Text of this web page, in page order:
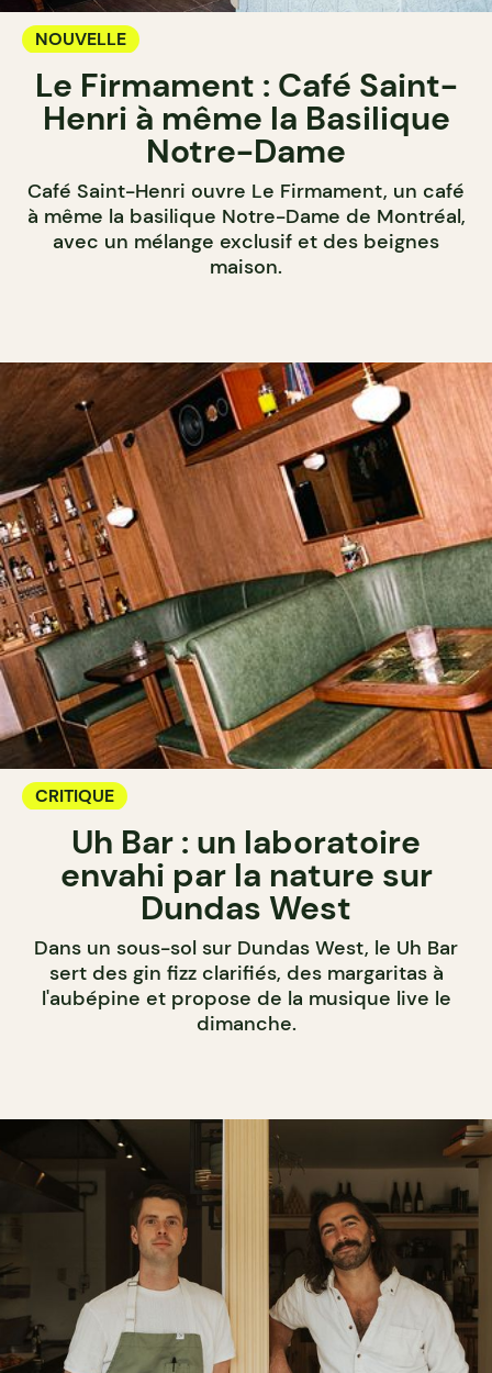
NOUVELLE
Le Firmament : Café Saint-
Henri à même la Basilique
Notre-Dame
Café Saint-Henri ouvre Le Firmament, un café
à même la basilique Notre-Dame de Montréal,
avec un mélange exclusif et des beignes
maison.
CRITIQUE
Uh Bar : un laboratoire
envahi par la nature sur
Dundas West
Dans un sous-sol sur Dundas West, le Uh Bar
sert des gin fizz clarifiés, des margaritas à
l'aubépine et propose de la musique live le
dimanche.